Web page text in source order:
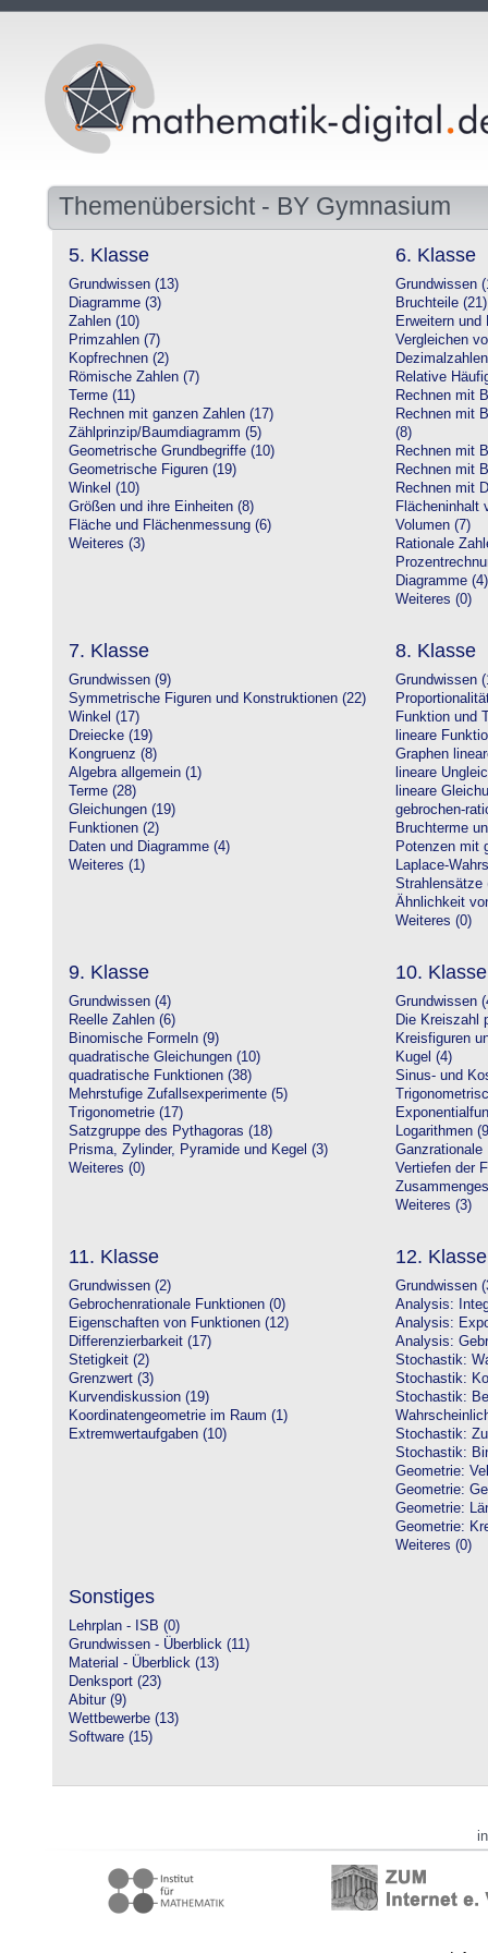
Themenübersicht - BY Gymnasium
5. Klasse
Grundwissen (13)
Diagramme (3)
Zahlen (10)
Primzahlen (7)
Kopfrechnen (2)
Römische Zahlen (7)
Terme (11)
Rechnen mit ganzen Zahlen (17)
Zählprinzip/Baumdiagramm (5)
Geometrische Grundbegriffe (10)
Geometrische Figuren (19)
Winkel (10)
Größen und ihre Einheiten (8)
Fläche und Flächenmessung (6)
Weiteres (3)
6. Klasse
Grundwissen
Bruchteile (21)
Erweitern und
Vergleichen
Relative
Rechnen mit
Rechnen mit
(8)
Rechnen mit
Rechnen mit
Rechnen mit
Flächeninhalt
Volumen (7)
Rationale
Diagramme (4)
Weiteres (0)
7. Klasse
Grundwissen (9)
Symmetrische Figuren und Konstruktionen (22)
Winkel (17)
Dreiecke (19)
Kongruenz (8)
Algebra allgemein (1)
Terme (28)
Gleichungen (19)
Funktionen (2)
Daten und Diagramme (4)
Weiteres (1)
8. Klasse
Grundwissen
Funktion und
lineare
Graphen
lineare
lineare
gebrochen-
Bruchterme
Potenzen mit
Laplace-
Strahlensätze
Ähnlichkeit
Weiteres (0)
9. Klasse
Grundwissen (4)
Reelle Zahlen (6)
Binomische Formeln (9)
quadratische Gleichungen (10)
quadratische Funktionen (38)
Mehrstufige Zufallsexperimente (5)
Trigonometrie (17)
Satzgruppe des Pythagoras (18)
Prisma, Zylinder, Pyramide und Kegel (3)
Weiteres (0)
10. Klasse
Grundwissen
Die Kreiszahl
Kreisfiguren
Kugel (4)
Sinus- und
Logarithmen
Ganzrationale
Vertiefen der
Weiteres (3)
11. Klasse
Grundwissen (2)
Gebrochenrationale Funktionen (0)
Eigenschaften von Funktionen (12)
Differenzierbarkeit (17)
Stetigkeit (2)
Grenzwert (3)
Kurvendiskussion (19)
Koordinatengeometrie im Raum (1)
Extremwertaufgaben (10)
12. Klasse
Grundwissen
Analysis:
Analysis:
Analysis:
Stochastik:
Stochastik:
Stochastik:
Stochastik:
Stochastik:
Geometrie:
Geometrie:
Geometrie:
Geometrie:
Weiteres (0)
Sonstiges
Lehrplan - ISB (0)
Grundwissen - Überblick (11)
Material - Überblick (13)
Denksport (23)
Abitur (9)
Wettbewerbe (13)
Software (15)